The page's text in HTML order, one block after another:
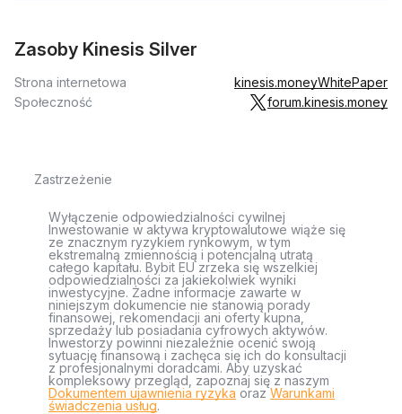
Zasoby Kinesis Silver
Strona internetowa kinesis.moneyWhitePaper
Społeczność
forum.kinesis.money
Zastrzeżenie
Wyłączenie odpowiedzialności cywilnej
Inwestowanie w aktywa kryptowalutowe wiąże się
ze znacznym ryzykiem rynkowym, w tym
ekstremalną zmiennością i potencjalną utratą
całego kapitału. Bybit EU zrzeka się wszelkiej
odpowiedzialności za jakiekolwiek wyniki
inwestycyjne. Żadne informacje zawarte w
niniejszym dokumencie nie stanowią porady
finansowej, rekomendacji ani oferty kupna,
sprzedaży lub posiadania cyfrowych aktywów.
Inwestorzy powinni niezależnie ocenić swoją
sytuację finansową i zachęca się ich do konsultacji
z profesjonalnymi doradcami. Aby uzyskać
kompleksowy przegląd, zapoznaj się z naszym
Dokumentem ujawnienia ryzyka orazWarunkami
świadczenia usług.